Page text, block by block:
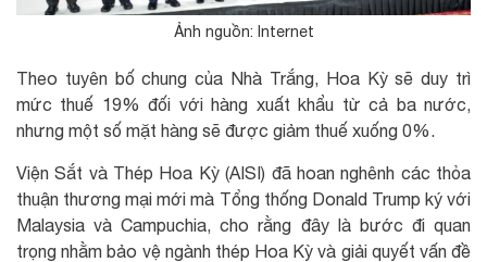
Ảnh nguồn: Internet
Theo tuyên bố chung của Nhà Trắng, Hoa Kỳ sẽ duy trì
mức thuế 19% đối với hàng xuất khẩu từ cả ba nước,
nhưng một số mặt hàng sẽ được giảm thuế xuống 0%.
Viện Sắt và Thép Hoa Kỳ (AISI) đã hoan nghênh các thỏa
thuận thương mại mới mà Tổng thống Donald Trump ký với
Malaysia và Campuchia, cho rằng đây là bước đi quan
trọng nhằm bảo vệ ngành thép Hoa Kỳ và giải quyết vấn đề